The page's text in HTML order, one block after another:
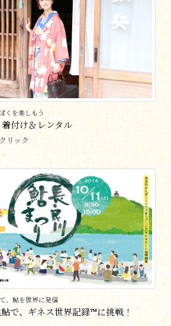
くを楽しもう
付け＆レンタル
リック
、鮎を世界に発信
で、ギネス世界記録™に挑戦！